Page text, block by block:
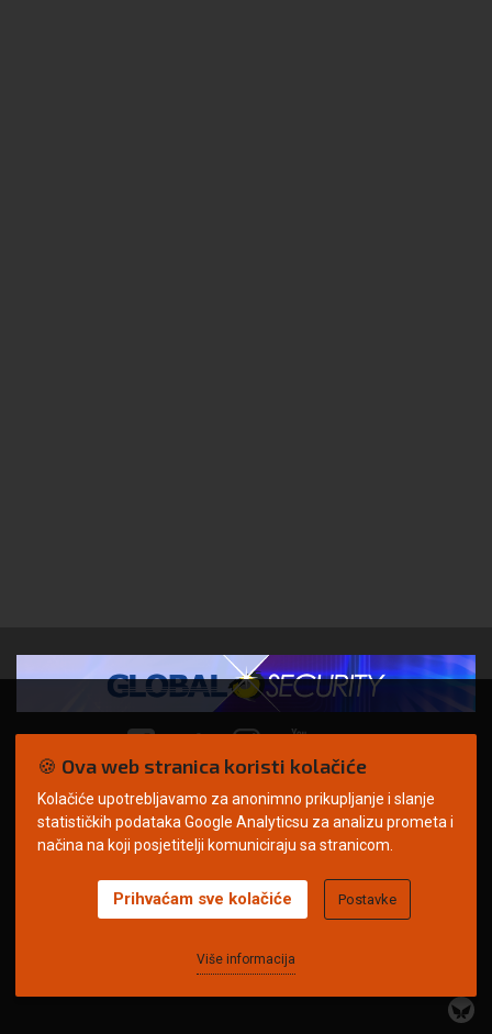
© Copyright 2026. | ARILEO
Uvjeti korištenja Politika privatnosti
Impressum
🍪 Ova web stranica koristi kolačiće
Kolačiće upotrebljavamo za anonimno prikupljanje i slanje
statističkih podataka Google Analyticsu za analizu prometa i
načina na koji posjetitelji komuniciraju sa stranicom.
Više informacija
Prihvaćam sve kolačiće Postavke